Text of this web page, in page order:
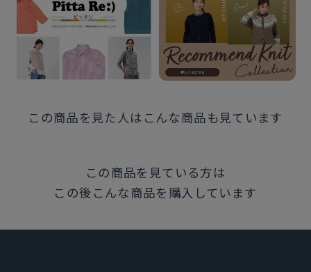
この商品を見た人はこんな商品も見ています
この商品を見ている方は
この後こんな商品を購入しています